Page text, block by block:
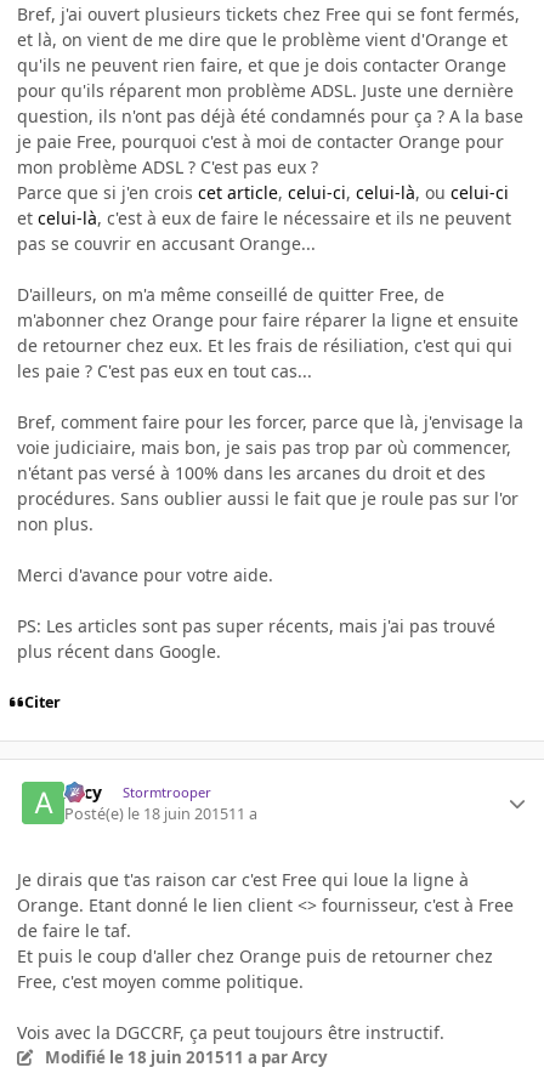
Bref, j'ai ouvert plusieurs tickets chez Free qui se font fermés,
et là, on vient de me dire que le problème vient d'Orange et
qu'ils ne peuvent rien faire, et que je dois contacter Orange
pour qu'ils réparent mon problème ADSL. Juste une dernière
question, ils n'ont pas déjà été condamnés pour ça ? A la base
je paie Free, pourquoi c'est à moi de contacter Orange pour
mon problème ADSL ? C'est pas eux ?
Parce que si j'en crois cet article, celui-ci, celui-là, ou celui-ci
et celui-là, c'est à eux de faire le nécessaire et ils ne peuvent
pas se couvrir en accusant Orange...
D'ailleurs, on m'a même conseillé de quitter Free, de
m'abonner chez Orange pour faire réparer la ligne et ensuite
de retourner chez eux. Et les frais de résiliation, c'est qui qui
les paie ? C'est pas eux en tout cas...
Bref, comment faire pour les forcer, parce que là, j'envisage la
voie judiciaire, mais bon, je sais pas trop par où commencer,
n'étant pas versé à 100% dans les arcanes du droit et des
procédures. Sans oublier aussi le fait que je roule pas sur l'or
non plus.
Merci d'avance pour votre aide.
PS: Les articles sont pas super récents, mais j'ai pas trouvé
plus récent dans Google.
Citer
Arcy Stormtrooper
Posté(e) le 18 juin 201511 a
Je dirais que t'as raison car c'est Free qui loue la ligne à
Orange. Etant donné le lien client <> fournisseur, c'est à Free
de faire le taf.
Et puis le coup d'aller chez Orange puis de retourner chez
Free, c'est moyen comme politique.
Vois avec la DGCCRF, ça peut toujours être instructif.
Modifié le 18 juin 201511 a par Arcy